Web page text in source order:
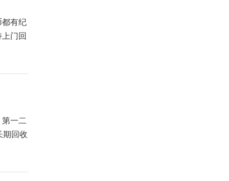
都有纪
门回
一二
期回收